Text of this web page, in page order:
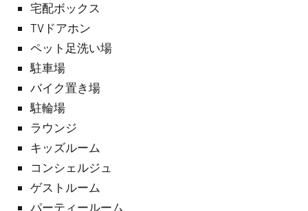
宅配ボックス
TVドアホン
ペット足洗い場
駐車場
バイク置き場
駐輪場
ラウンジ
キッズルーム
コンシェルジュ
ゲストルーム
パーティールーム